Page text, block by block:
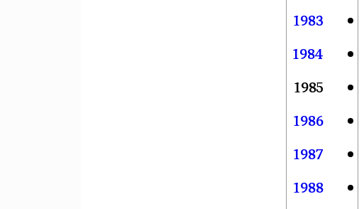
1983
1984
1985
1986
1987
1988